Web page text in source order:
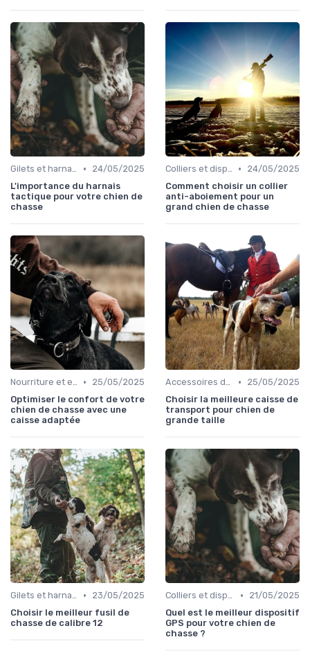
Gilets et harnais •
24/05/2025
L'importance du harnais
tactique pour votre chien de
chasse
Colliers et dispositifs de suivi •
24/05/2025
Comment choisir un collier
anti-aboiement pour un
grand chien de chasse
Nourriture et eau en déplacement •
25/05/2025
Optimiser le confort de votre
chien de chasse avec une
caisse adaptée
Accessoires de transport •
25/05/2025
Choisir la meilleure caisse de
transport pour chien de
grande taille
Gilets et harnais •
23/05/2025
Choisir le meilleur fusil de
chasse de calibre 12
Colliers et dispositifs de suivi •
21/05/2025
Quel est le meilleur dispositif
GPS pour votre chien de
chasse ?